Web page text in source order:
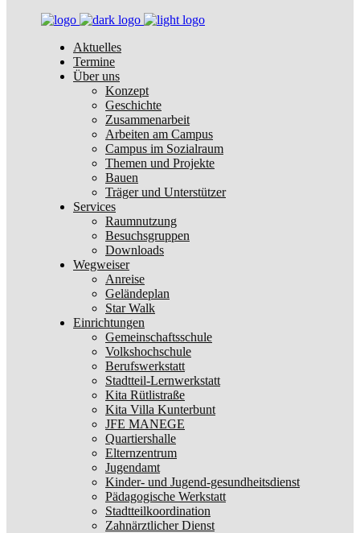
Aktuelles
Termine
Über uns
Konzept
Geschichte
Zusammenarbeit
Arbeiten am Campus
Campus im Sozialraum
Themen und Projekte
Bauen
Träger und Unterstützer
Services
Raumnutzung
Besuchsgruppen
Downloads
Wegweiser
Anreise
Geländeplan
Star Walk
Einrichtungen
Gemeinschaftsschule
Volkshochschule
Berufswerkstatt
Stadtteil-Lernwerkstatt
Kita Rütlistraße
Kita Villa Kunterbunt
JFE MANEGE
Quartiershalle
Elternzentrum
Jugendamt
Kinder- und Jugend-gesundheitsdienst
Pädagogische Werkstatt
Stadtteilkoordination
Zahnärztlicher Dienst